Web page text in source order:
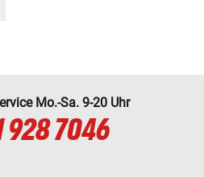
Mo.-Sa. 9-20 Uhr
928 7046